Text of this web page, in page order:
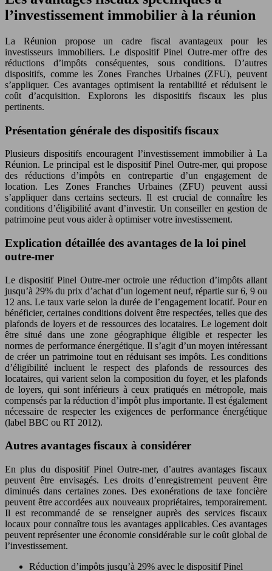
l’investissement immobilier à la réunion
La Réunion propose un cadre fiscal avantageux pour les
investisseurs immobiliers. Le dispositif Pinel Outre-mer offre des
réductions d’impôts conséquentes, sous conditions. D’autres
dispositifs, comme les Zones Franches Urbaines (ZFU), peuvent
s’appliquer. Ces avantages optimisent la rentabilité et réduisent le
coût d’acquisition. Explorons les dispositifs fiscaux les plus
pertinents.
Présentation générale des dispositifs fiscaux
Plusieurs dispositifs encouragent l’investissement immobilier à La
Réunion. Le principal est le dispositif Pinel Outre-mer, qui propose
des réductions d’impôts en contrepartie d’un engagement de
location. Les Zones Franches Urbaines (ZFU) peuvent aussi
s’appliquer dans certains secteurs. Il est crucial de connaître les
conditions d’éligibilité avant d’investir. Un conseiller en gestion de
patrimoine peut vous aider à optimiser votre investissement.
Explication détaillée des avantages de la loi pinel
outre-mer
Le dispositif Pinel Outre-mer octroie une réduction d’impôts allant
jusqu’à 29% du prix d’achat d’un logement neuf, répartie sur 6, 9 ou
12 ans. Le taux varie selon la durée de l’engagement locatif. Pour en
bénéficier, certaines conditions doivent être respectées, telles que des
plafonds de loyers et de ressources des locataires. Le logement doit
être situé dans une zone géographique éligible et respecter les
normes de performance énergétique. Il s’agit d’un moyen intéressant
de créer un patrimoine tout en réduisant ses impôts. Les conditions
d’éligibilité incluent le respect des plafonds de ressources des
locataires, qui varient selon la composition du foyer, et les plafonds
de loyers, qui sont inférieurs à ceux pratiqués en métropole, mais
compensés par la réduction d’impôt plus importante. Il est également
nécessaire de respecter les exigences de performance énergétique
(label BBC ou RT 2012).
Autres avantages fiscaux à considérer
En plus du dispositif Pinel Outre-mer, d’autres avantages fiscaux
peuvent être envisagés. Les droits d’enregistrement peuvent être
diminués dans certaines zones. Des exonérations de taxe foncière
peuvent être accordées aux nouveaux propriétaires, temporairement.
Il est recommandé de se renseigner auprès des services fiscaux
locaux pour connaître tous les avantages applicables. Ces avantages
peuvent représenter une économie considérable sur le coût global de
l’investissement.
Réduction d’impôts jusqu’à 29% avec le dispositif Pinel